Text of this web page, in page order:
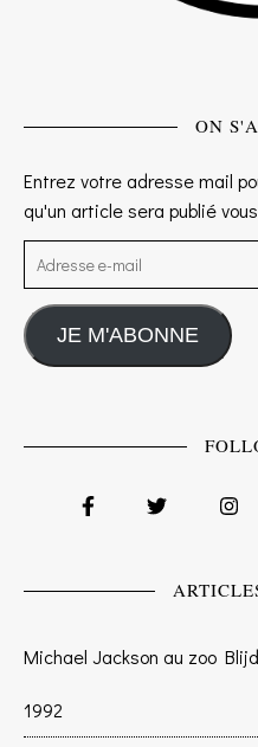
ON
Entrez votre adresse mail
qu'un article sera publié
Adresse e-mail
JE M'ABONNE
Michael Jackson au zoo
1992